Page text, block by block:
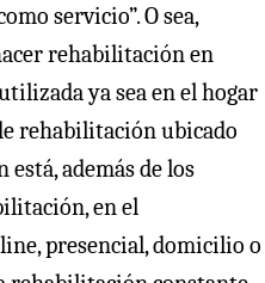
servicio”. O sea,
rehabilitación en
ya sea en el hogar
rehabilitación ubicado
está, además de los
en el
presencial, domicilio o